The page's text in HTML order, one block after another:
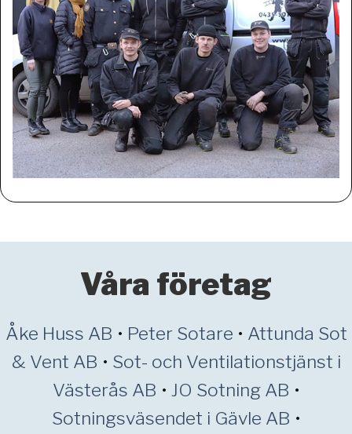
Våra företag
Åke Huss AB • Peter Sotare • Attunda Sot
& Vent AB • Sot- och Ventilationstjänst i
Västerås AB • JO Sotning AB •
Sotningsväsendet i Gävle AB •